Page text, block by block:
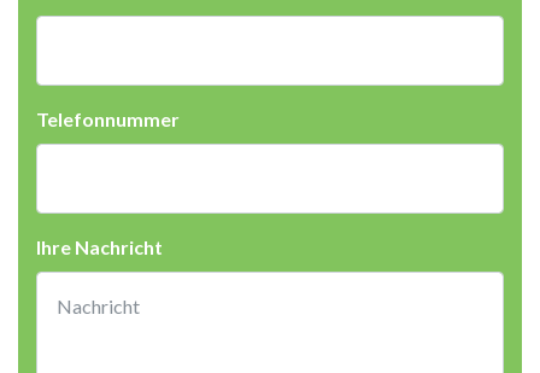
Telefonnummer
Ihre Nachricht